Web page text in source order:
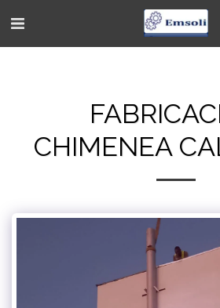
CHIMENEA